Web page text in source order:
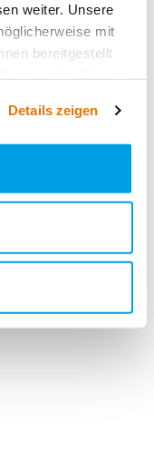
weiter. Unsere
mit
bereitgestellt
Details zeigen